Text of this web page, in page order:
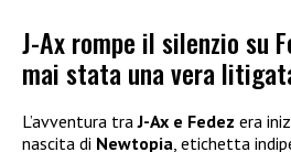
J-Ax rompe il silenzio su
mai stata una vera
L’avventura traJ-Ax e Fedez era
nascita di Newtopia, etichetta